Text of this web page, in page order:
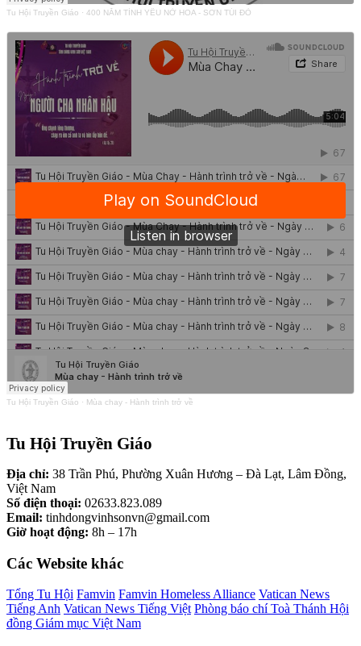
Tu Hội Truyền Giáo · 400 NĂM TÌNH YÊU NỞ HOA - SƠN TÚI ĐỎ
Tu Hội Truyền Giáo · Mùa chay - Hành trình trở về
Tu Hội Truyền Giáo
Địa chỉ: 38 Trần Phú, Phường Xuân Hương – Đà Lạt, Lâm Đồng,
Việt Nam
Số điện thoại: 02633.823.089
Email: tinhdongvinhsonvn@gmail.com
Giờ hoạt động: 8h – 17h
Các Website khác
Tổng Tu Hội Famvin Famvin Homeless Alliance Vatican News
Tiếng Anh Vatican News Tiếng Việt Phòng báo chí Toà Thánh Hội
đồng Giám mục Việt Nam